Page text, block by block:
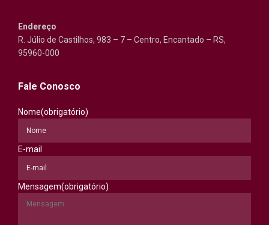
Endereço
R. Júlio de Castilhos, 983 – 7 – Centro, Encantado – RS,
95960-000
Fale Conosco
Nome(obrigatório)
E-mail
Mensagem(obrigatório)